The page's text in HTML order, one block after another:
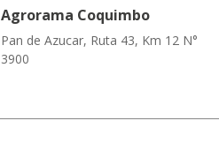
Agrorama Coquimbo
Pan de Azucar, Ruta 43, Km 12 N°
3900